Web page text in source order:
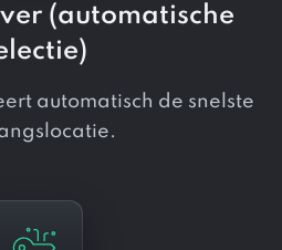
(automatische
automatisch de snelste